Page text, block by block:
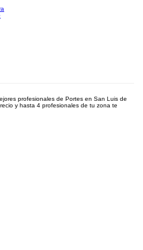
profesionales de Portes en San Luis de
y hasta 4 profesionales de tu zona te